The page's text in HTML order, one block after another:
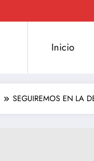
Inicio
SEGUIREMOS EN LA